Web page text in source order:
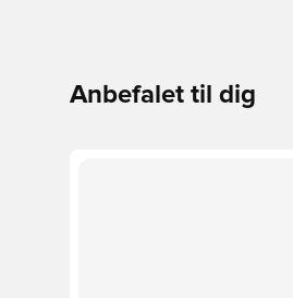
Anbefalet til dig